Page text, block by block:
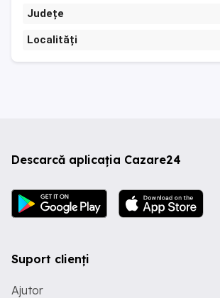
Județe
Localități
Descarcă aplicația Cazare24
Suport clienți
Ajutor